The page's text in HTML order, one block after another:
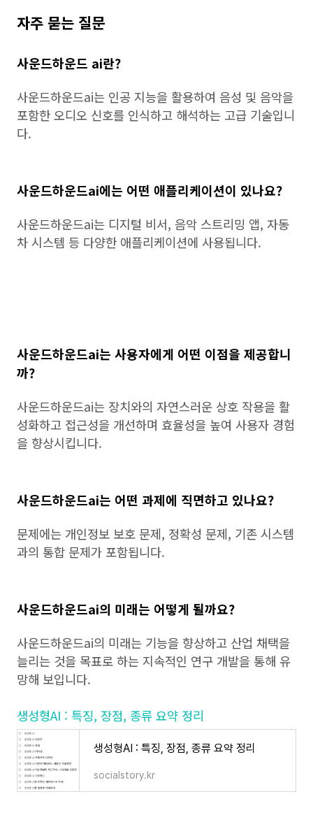
자주 묻는 질문
사운드하운드 ai란?
사운드하운드ai는 인공 지능을 활용하여 음성 및 음악을
포함한 오디오 신호를 인식하고 해석하는 고급 기술입니
다.
사운드하운드ai에는 어떤 애플리케이션이 있나요?
사운드하운드ai는 디지털 비서, 음악 스트리밍 앱, 자동
차 시스템 등 다양한 애플리케이션에 사용됩니다.
사운드하운드ai는 사용자에게 어떤 이점을 제공합니
까?
사운드하운드ai는 장치와의 자연스러운 상호 작용을 활
성화하고 접근성을 개선하며 효율성을 높여 사용자 경험
을 향상시킵니다.
사운드하운드ai는 어떤 과제에 직면하고 있나요?
문제에는 개인정보 보호 문제, 정확성 문제, 기존 시스템
과의 통합 문제가 포함됩니다.
사운드하운드ai의 미래는 어떻게 될까요?
사운드하운드ai의 미래는 기능을 향상하고 산업 채택을
늘리는 것을 목표로 하는 지속적인 연구 개발을 통해 유
망해 보입니다.
생성형AI : 특징, 장점, 종류 요약 정리
생성형AI : 특징, 장점, 종류 요약 정리
socialstory.kr